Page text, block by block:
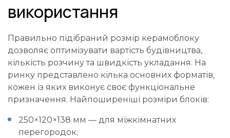
використання
Правильно підібраний розмір керамоблоку
дозволяє оптимізувати вартість будівництва,
кількість розчину та швидкість укладання. На
ринку представлено кілька основних форматів,
кожен із яких виконує своє функціональне
призначення. Найпоширеніші розміри блоків:
250×120×138 мм — для міжкімнатних
перегородок;